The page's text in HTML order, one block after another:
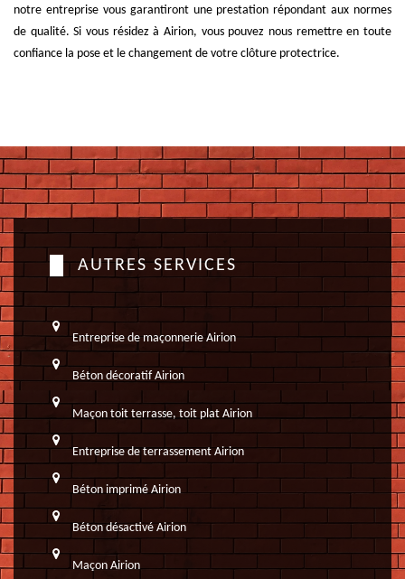
notre entreprise vous garantiront une prestation répondant aux normes
de qualité. Si vous résidez à Airion, vous pouvez nous remettre en toute
confiance la pose et le changement de votre clôture protectrice.
AUTRES SERVICES
Entreprise de maçonnerie Airion
Béton décoratif Airion
Maçon toit terrasse, toit plat Airion
Entreprise de terrassement Airion
Béton imprimé Airion
Béton désactivé Airion
Maçon Airion